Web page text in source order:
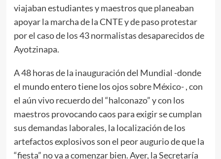
viajaban estudiantes y maestros que planeaban
apoyar la marcha de la CNTE y de paso protestar
por el caso de los 43 normalistas desaparecidos de
Ayotzinapa.
A 48 horas de la inauguración del Mundial -donde
el mundo entero tiene los ojos sobre México- , con
el aún vivo recuerdo del “halconazo” y con los
maestros provocando caos para exigir se cumplan
sus demandas laborales, la localización de los
artefactos explosivos son el peor augurio de que la
“fiesta” no va a comenzar bien. Ayer, la Secretaría